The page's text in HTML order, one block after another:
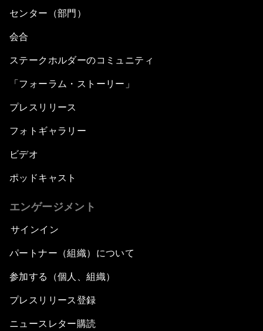
センター（部門）
会合
ステークホルダーのコミュニティ
「フォーラム・ストーリー」
プレスリリース
フォトギャラリー
ビデオ
ポッドキャスト
エンゲージメント
サインイン
パートナー（組織）について
参加する（個人、組織）
プレスリリース登録
ニュースレター購読